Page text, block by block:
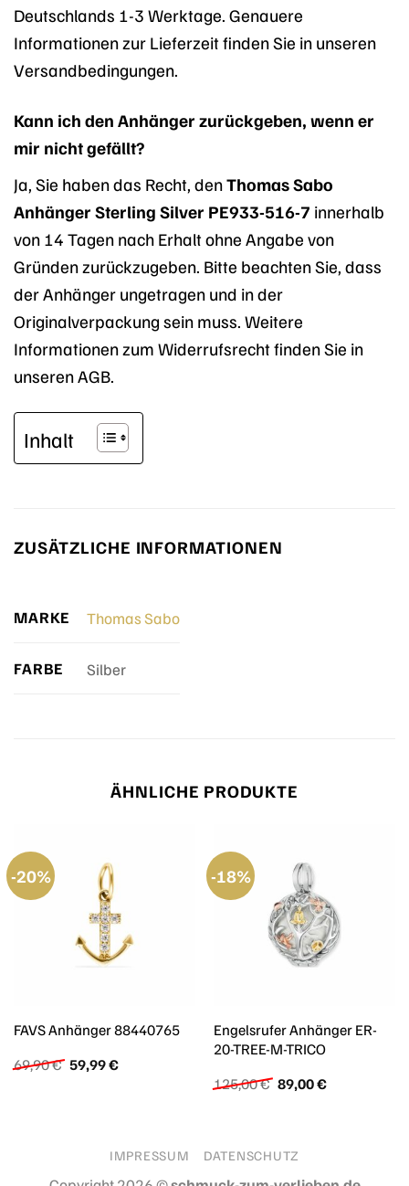
Deutschlands 1-3 Werktage. Genauere
Informationen zur Lieferzeit finden Sie in unseren
Versandbedingungen.
Kann ich den Anhänger zurückgeben, wenn er
mir nicht gefällt?
Ja, Sie haben das Recht, denThomas Sabo
Anhänger Sterling Silver PE933-516-7 innerhalb
von 14 Tagen nach Erhalt ohne Angabe von
Gründen zurückzugeben. Bitte beachten Sie, dass
der Anhänger ungetragen und in der
Originalverpackung sein muss. Weitere
Informationen zum Widerrufsrecht finden Sie in
unseren AGB.
Inhalt
ZUSÄTZLICHE INFORMATIONEN
MARKE Thomas Sabo
FARBE Silber
ÄHNLICHE PRODUKTE
-20%
FAVS Anhänger 88440765
69,90€ Ursprünglicher
Preis
59,99€Aktueller
-18%
Engelsrufer Anhänger ER-
20-TREE-M-TRICO
125,00€ Ursprünglicher
Preis
89,00€Aktueller
IMPRESSUM DATENSCHUTZ